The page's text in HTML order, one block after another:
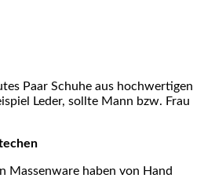
Paar Schuhe aus hochwertigen
Leder, sollte Mann bzw. Frau
Massenware haben von Hand